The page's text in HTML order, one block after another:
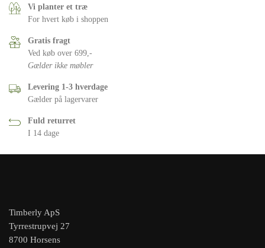
Vi planter et træ
For hvert køb i shoppen
Gratis fragt
Ved køb over 699,-
Gælder ikke møbler
Levering 1-3 hverdage
Gælder på lagervarer
Fuld returret
I 14 dage
Timberly ApS
Tyrrestrupvej 27
8700 Horsens